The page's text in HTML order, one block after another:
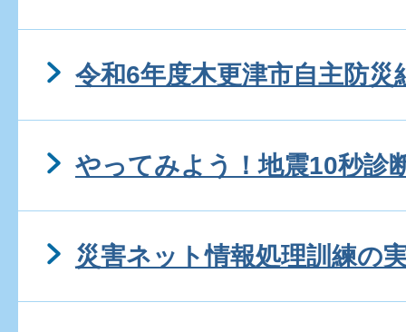
令和6年度木更津市自主防災
やってみよう！地震10秒診
災害ネット情報処理訓練の